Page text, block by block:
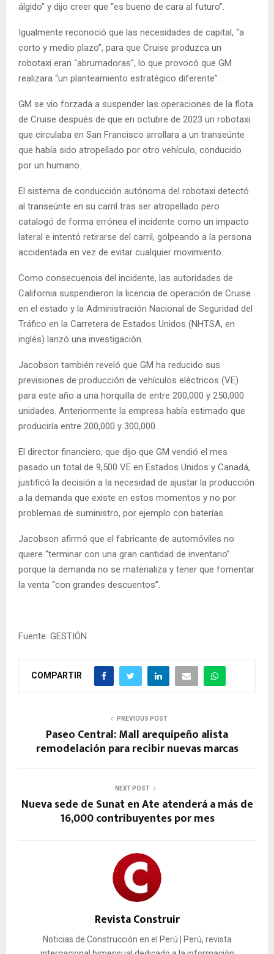
álgido” y dijo creer que “es bueno de cara al futuro”.
Igualmente reconoció que las necesidades de capital, “a
corto y medio plazo”, para que Cruise produzca un
robotaxi eran “abrumadoras”, lo que provocó que GM
realizara “un planteamiento estratégico diferente”.
GM se vio forzada a suspender las operaciones de la flota
de Cruise después de que en octubre de 2023 un robotaxi
que circulaba en San Francisco arrollara a un transeúnte
que había sido atropellado por otro vehículo, conducido
por un humano.
El sistema de conducción autónoma del robotaxi detectó
al transeúnte en su carril tras ser atropellado pero
catalogó de forma errónea el incidente como un impacto
lateral e intentó retirarse del carril, golpeando a la persona
accidentada en vez de evitar cualquier movimiento.
Como consecuencia del incidente, las autoridades de
California suspendieron la licencia de operación de Cruise
en el estado y la Administración Nacional de Seguridad del
Tráfico en la Carretera de Estados Unidos (NHTSA, en
inglés) lanzó una investigación.
Jacobson también reveló que GM ha reducido sus
previsiones de producción de vehículos eléctricos (VE)
para este año a una horquilla de entre 200,000 y 250,000
unidades. Anteriormente la empresa había estimado que
produciría entre 200,000 y 300,000.
El director financiero, que dijo que GM vendió el mes
pasado un total de 9,500 VE en Estados Unidos y Canadá,
justificó la decisión a la necesidad de ajustar la producción
a la demanda que existe en estos momentos y no por
problemas de suministro, por ejemplo con baterías.
Jacobson afirmó que el fabricante de automóviles no
quiere “terminar con una gran cantidad de inventario”
porque la demanda no se materializa y tener que fomentar
la venta “con grandes descuentos”.
Fuente: GESTIÓN
COMPARTIR
PREVIOUS POST
Paseo Central: Mall arequipeño alista
remodelación para recibir nuevas marcas
NEXT POST
Nueva sede de Sunat en Ate atenderá a más de
16,000 contribuyentes por mes
Revista Construir
Noticias de Construcción en el Perú | Perú, revista